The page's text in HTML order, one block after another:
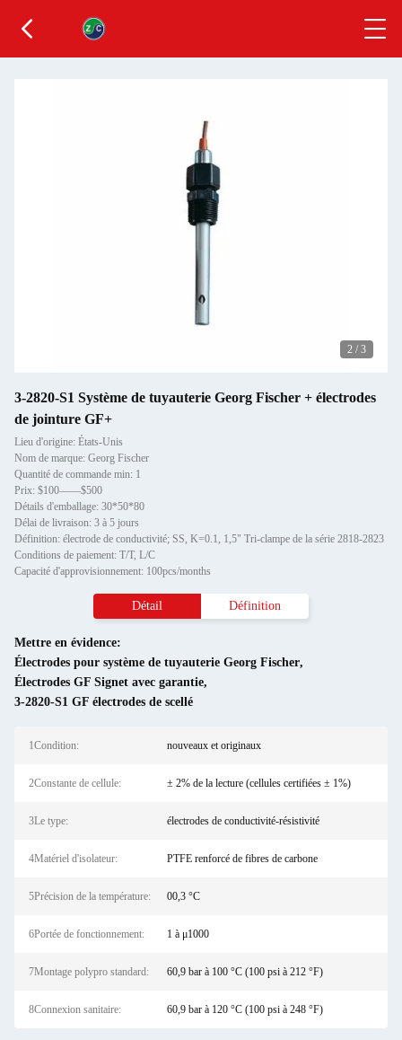
2 / 3
3-2820-S1 Système de tuyauterie Georg Fischer + électrodes
de jointure GF+
Lieu d'origine: États-Unis
Nom de marque: Georg Fischer
Quantité de commande min: 1
Prix: $100——$500
Détails d'emballage: 30*50*80
Délai de livraison: 3 à 5 jours
Définition: électrode de conductivité; SS, K=0.1, 1,5" Tri-clampe de la série 2818-2823
Conditions de paiement: T/T, L/C
Capacité d'approvisionnement: 100pcs/months
Détail Définition
Mettre en évidence:
Électrodes pour système de tuyauterie Georg Fischer,
Électrodes GF Signet avec garantie,
3-2820-S1 GF électrodes de scellé
1Condition: nouveaux et originaux
2Constante de cellule: ± 2% de la lecture (cellules certifiées ± 1%)
3Le type: électrodes de conductivité-résistivité
4Matériel d'isolateur: PTFE renforcé de fibres de carbone
5Précision de la température: 00,3 °C
6Portée de fonctionnement: 1 à μ1000
7Montage polypro standard: 60,9 bar à 100 °C (100 psi à 212 °F)
8Connexion sanitaire: 60,9 bar à 120 °C (100 psi à 248 °F)